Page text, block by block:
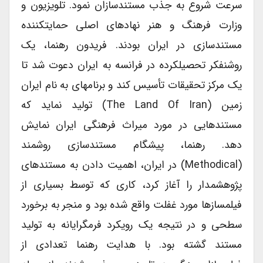
سرعت شروع به جذب مستند‏سازان نمود. تلویزیون و
وزارت فرهنگ و هنر نهادهای اصلی حمایت‏کننده
مستند‏سازی در ایران بودند. فریدون رهنما، یک
روشنفکر تحصیل‏کرده در فرانسه به ایران دعوت شد تا
یک مرکز تحقیقات تأسیس کند و برنامه‏ای به نام ایران
زمین (The Land Of Iran) تولید نماید که
مستندهایی در مورد میراث فرهنگی ایران نمایش
دهد. رهنما، پیشگام مستندسازی روشمند
(Methodical) در ایران، اهمیت دادن به مستندهای
پژوهش‏مدار را آغاز کرد، کاری که توسط بسیاری از
فیلم‏سازها مورد غفلت واقع شده بود و منجر به برخورد
سطحی و در نتیجه یک رویکرد فرم‏گرایانه به تولید
مستند گشته بود. با هدایت رهنما تعدادی از